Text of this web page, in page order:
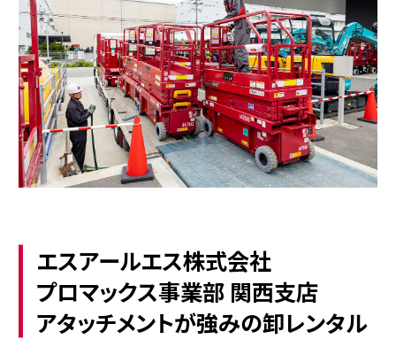
エスアールエス株式会社
プロマックス事業部 関西支店
アタッチメントが強みの卸レンタル